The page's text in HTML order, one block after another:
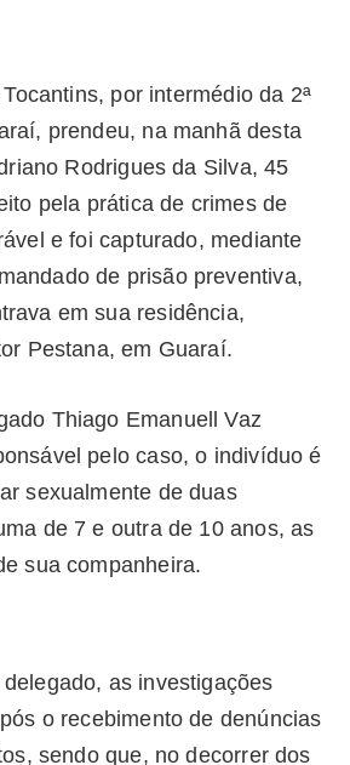
por intermédio da 2ª
prendeu, na manhã desta
Rodrigues da Silva, 45
pela prática de crimes de
e foi capturado, mediante
de prisão preventiva,
em sua residência,
Pestana, em Guaraí.
Thiago Emanuell Vaz
pelo caso, o indivíduo é
sexualmente de duas
de 7 e outra de 10 anos, as
sua companheira.
as investigações
o recebimento de denúncias
sendo que, no decorrer dos